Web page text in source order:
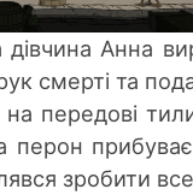
Анна
смерті та
передові
перон
зробити